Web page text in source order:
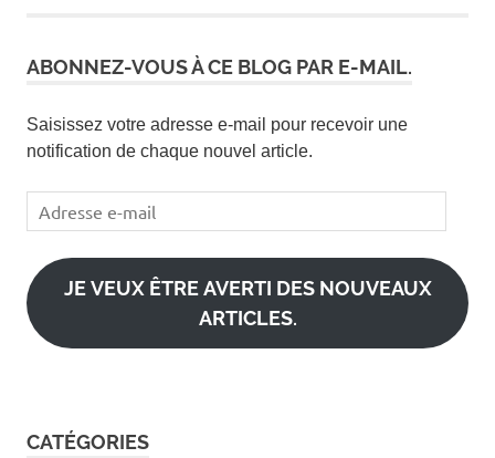
ABONNEZ-VOUS À CE BLOG PAR E-MAIL.
Saisissez votre adresse e-mail pour recevoir une
notification de chaque nouvel article.
Adresse
e-
mail
JE VEUX ÊTRE AVERTI DES NOUVEAUX
ARTICLES.
CATÉGORIES